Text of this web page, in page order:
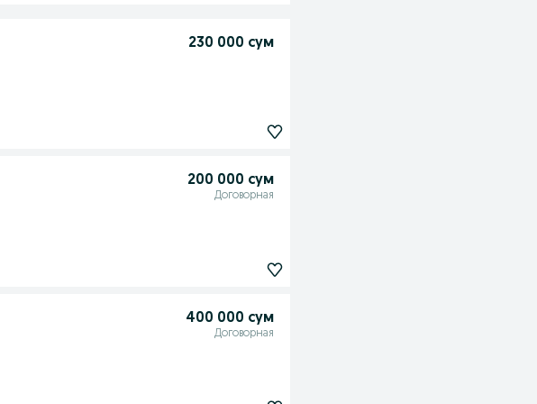
230 000 сум
200 000 сум
Договорная
400 000 сум
Договорная